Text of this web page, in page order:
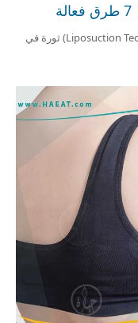
تُعد أحدث تقنيات عملية شفط الدهون (Liposuction Techniques) ثورة في